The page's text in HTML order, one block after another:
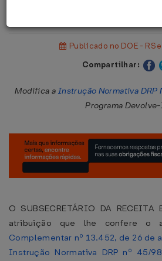
Instrução
04/10/
Publicado no DOE - RS
Compartilhar:
Modifica a Instrução Normativa DRP
Programa
O SUBSECRETÁRIO DA
atribuição que lhe confere o
Complementar nº 13.452, de 26 de
Instrução Normativa DRP nº 45/